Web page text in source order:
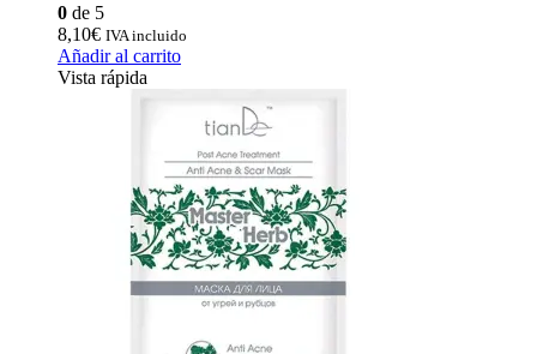
0 de 5
8,10€ IVA incluido
Añadir al carrito
Vista rápida